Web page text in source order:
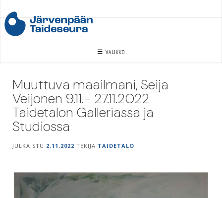
to
content
VALIKKO
Muuttuva maailmani, Seija
Veijonen 9.11.- 27.11.2022
Taidetalon Galleriassa ja
Studiossa
JULKAISTU 2.11.2022 TEKIJÄ TAIDETALO